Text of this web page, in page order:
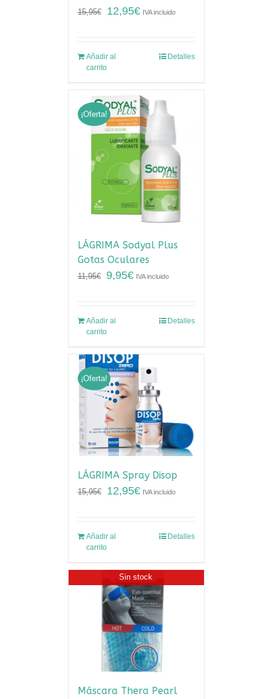
15,95€ 12,95€ IVA incluido
Añadir al
carrito
Detalles
¡Oferta!
LÁGRIMA Sodyal Plus
Gotas Oculares
11,95€ 9,95€ IVA incluido
Añadir al
carrito
Detalles
¡Oferta!
LÁGRIMA Spray Disop
15,95€ 12,95€ IVA incluido
Añadir al
carrito
Detalles
Sin stock
Máscara Thera Pearl